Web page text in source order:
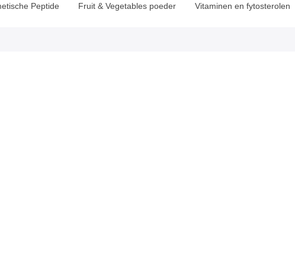
Peptide Fruit & Vegetables poeder Vitaminen en fytosterolen